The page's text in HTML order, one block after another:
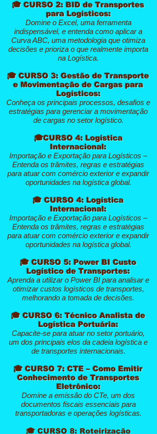
🎓 CURSO 2: BID de Transportes
para Logísticos:
Domine o Excel, uma ferramenta
indispensável, e entenda como aplicar a
Curva ABC, uma metodologia que otimiza
decisões e prioriza o que realmente importa
na Logística.
🎓 CURSO 3: Gestão de Transporte
e Movimentação de Cargas para
Logísticos:
Conheça os principais processos, desafios e
estratégias para gerenciar a movimentação
de cargas no setor logístico.
🎓CURSO 4: Logística
Internacional:
Importação e Exportação para Logísticos –
Entenda os trâmites, regras e estratégias
para atuar com comércio exterior e expandir
oportunidades na logística global.
🎓 CURSO 4: Logística
Internacional:
Importação e Exportação para Logísticos –
Entenda os trâmites, regras e estratégias
para atuar com comércio exterior e expandir
oportunidades na logística global.
🎓 CURSO 5: Power BI Custo
Logístico de Transportes:
Aprenda a utilizar o Power BI para analisar e
otimizar custos logísticos de transportes,
melhorando a tomada de decisões.
🎓 CURSO 6: Técnico Analista de
Logística Portuária:
Capacite-se para atuar no setor portuário,
um dos principais elos da cadeia logística e
de transportes internacionais.
🎓 CURSO 7: CTE – Como Emitir
Conhecimento de Transportes
Eletrônico:
Domine a emissão do CTe, um dos
documentos fiscais essenciais para
transportadoras e operações logísticas.
🎓 CURSO 8: Roteirização